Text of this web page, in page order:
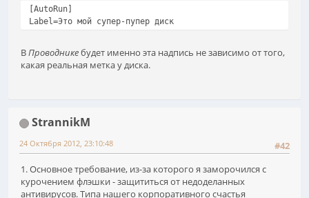
[AutoRun]
Label=Это мой супер-пупер диск
В Проводникебудет именно эта надпись не зависимо от того,
какая реальная метка у диска.
StrannikM
#42
24 Октября 2012, 23:10:48
1. Основное требование, из-за которого я заморочился с
курочением флэшки - защититься от недоделанных
антивирусов. Типа нашего корпоративного счастья